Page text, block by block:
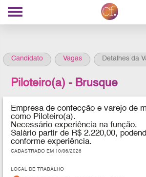
Candidato Vagas Detalhes da
Piloteiro(a) - Brusque
Empresa de confecção e varejo de
como Piloteiro(a).
Necessário experiência na função.
Salário partir de R$ 2.220,00,
conforme experiência.
CADASTRADO EM 10/06/2026
LOCAL DE TRABALHO